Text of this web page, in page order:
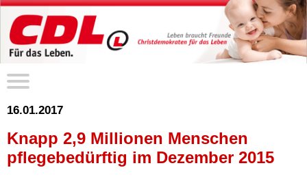
16.01.2017
Knapp 2,9 Millionen Menschen
pflegebedürftig im Dezember 2015